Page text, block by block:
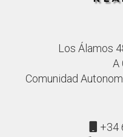
Los Álamos
A
Comunidad
+34